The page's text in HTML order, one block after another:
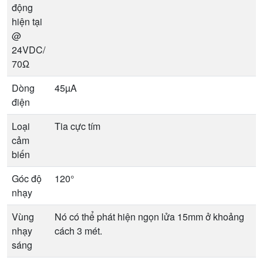
động
hiện tại
@
24VDC/
70Ω
Dòng
điện
45µA
Loại
cảm
biến
Tia cực tím
Góc độ
nhạy
120°
Vùng
nhạy
sáng
Nó có thể phát hiện ngọn lửa 15mm ở khoảng
cách 3 mét.